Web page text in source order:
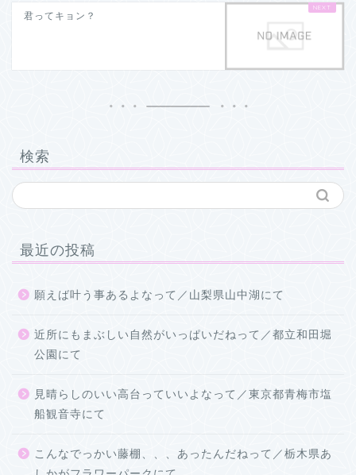
君ってキョン？
検索
最近の投稿
願えば叶う事あるよなって／山梨県山中湖にて
近所にもまぶしい自然がいっぱいだねって／都立和田堀
公園にて
見晴らしのいい高台っていいよなって／東京都青梅市塩
船観音寺にて
こんなでっかい藤棚、、、あったんだねって／栃木県あ